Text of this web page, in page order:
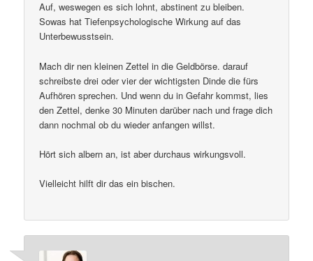
Auf, weswegen es sich lohnt, abstinent zu bleiben.
Sowas hat Tiefenpsychologische Wirkung auf das
Unterbewusstsein.
Mach dir nen kleinen Zettel in die Geldbörse. darauf
schreibste drei oder vier der wichtigsten Dinde die fürs
Aufhören sprechen. Und wenn du in Gefahr kommst, lies
den Zettel, denke 30 Minuten darüber nach und frage dich
dann nochmal ob du wieder anfangen willst.
Hört sich albern an, ist aber durchaus wirkungsvoll.
Vielleicht hilft dir das ein bischen.